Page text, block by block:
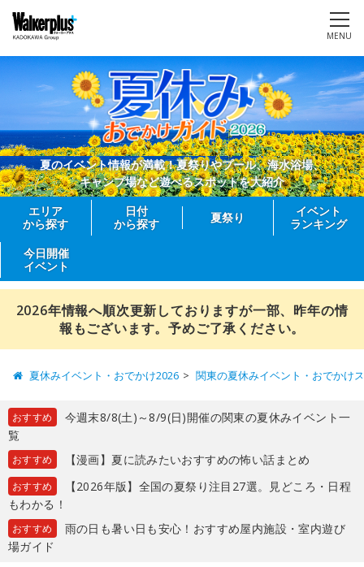
MENU
夏のイベント情報が満載！夏祭りやプール、海水浴場、
キャンプ場など遊べるスポットを大紹介
エリア
から探す
日付
から探す
夏祭り
イベント
ランキング
今日開催
イベント
2026年情報へ順次更新しておりますが一部、昨年の情
報もございます。予めご了承ください。
夏休みイベント・おでかけ2026 関東の夏休みイベント・おでかけ
おすすめ
今週末8/8(土)～8/9(日)開催の関東の夏休みイベント一
覧
おすすめ 【漫画】夏に読みたいおすすめの怖い話まとめ
おすすめ
【2026年版】全国の夏祭り注目27選。見どころ・日程
もわかる！
おすすめ
雨の日も暑い日も安心！おすすめ屋内施設・室内遊び
場ガイド